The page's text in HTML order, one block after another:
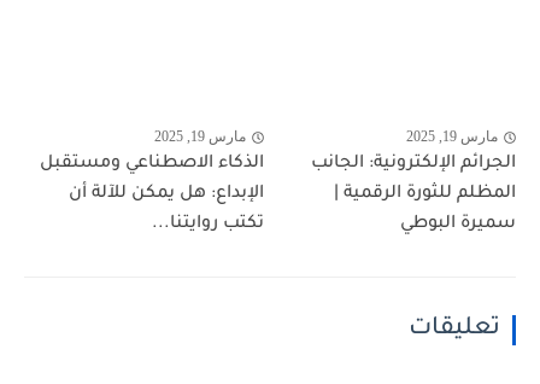
مارس 19, 2025
الجرائم الإلكترونية: الجانب
المظلم للثورة الرقمية |
سميرة البوطي
مارس 19, 2025
الذكاء الاصطناعي ومستقبل
الإبداع: هل يمكن للآلة أن
تكتب روايتنا...
تعليقات